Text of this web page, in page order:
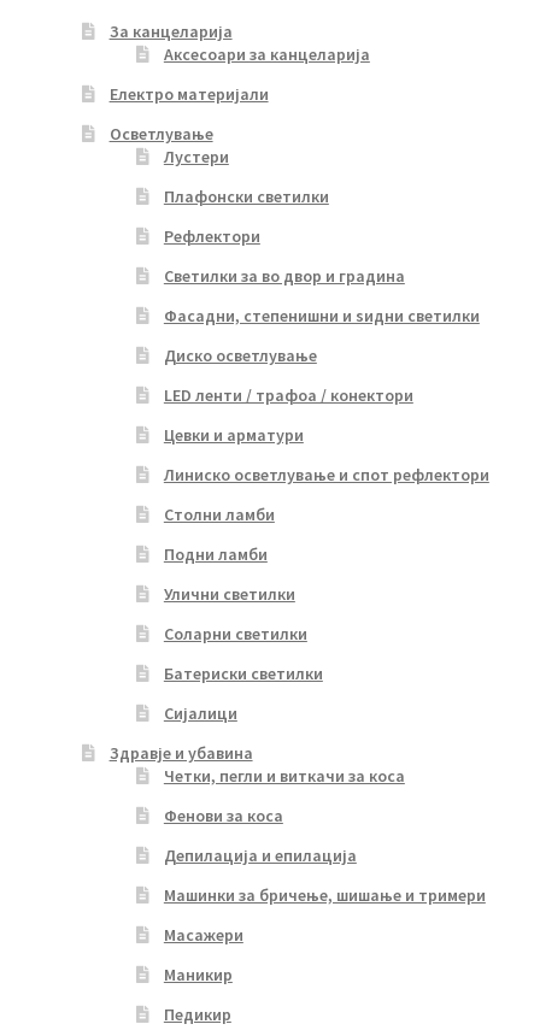
За канцеларија
Аксесоари за канцеларија
Електро материјали
Осветлување
Лустери
Плафонски светилки
Рефлектори
Светилки за во двор и градина
Фасадни, степенишни и ѕидни светилки
Диско осветлување
LED ленти / трафоа / конектори
Цевки и арматури
Линиско осветлување и спот рефлектори
Столни ламби
Подни ламби
Улични светилки
Соларни светилки
Батериски светилки
Сијалици
Здравје и убавина
Четки, пегли и виткачи за коса
Фенови за коса
Депилација и епилација
Машинки за бричење, шишање и тримери
Масажери
Маникир
Педикир